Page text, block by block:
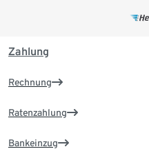
Zahlung
Rechnung
Ratenzahlung
Bankeinzug